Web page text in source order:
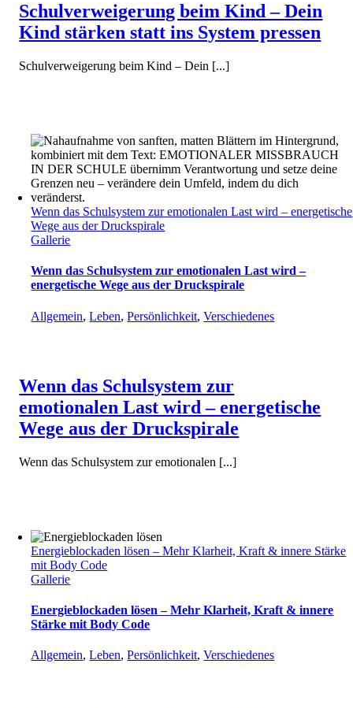
Schulverweigerung beim Kind – Dein
Kind stärken statt ins System pressen
Schulverweigerung beim Kind – Dein [...]
Wenn das Schulsystem zur emotionalen Last wird – energetische
Wege aus der Druckspirale
Gallerie
Wenn das Schulsystem zur emotionalen Last wird –
energetische Wege aus der Druckspirale
Allgemein,Leben,Persönlichkeit,Verschiedenes
Wenn das Schulsystem zur
emotionalen Last wird – energetische
Wege aus der Druckspirale
Wenn das Schulsystem zur emotionalen [...]
Energieblockaden lösen – Mehr Klarheit, Kraft & innere Stärke
mit Body Code
Gallerie
Energieblockaden lösen – Mehr Klarheit, Kraft & innere
Stärke mit Body Code
Allgemein,Leben,Persönlichkeit,Verschiedenes